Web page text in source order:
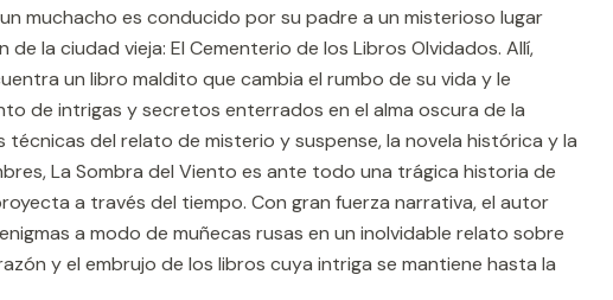
muchacho es conducido por su padre a un misterioso lugar
la ciudad vieja: El Cementerio de los Libros Olvidados. Allí,
un libro maldito que cambia el rumbo de su vida y le
de intrigas y secretos enterrados en el alma oscura de la
técnicas del relato de misterio y suspense, la novela histórica y la
La Sombra del Viento es ante todo una trágica historia de
a través del tiempo. Con gran fuerza narrativa, el autor
a modo de muñecas rusas en un inolvidable relato sobre
y el embrujo de los libros cuya intriga se mantiene hasta la